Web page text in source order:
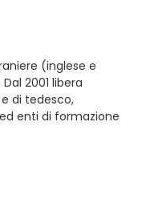
(inglese e
2001 libera
di tedesco,
enti di formazione